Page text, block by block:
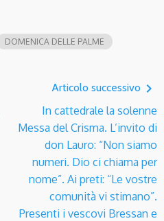
DOMENICA DELLE PALME
Articolo successivo navigate_next
In cattedrale la solenne
Messa del Crisma. L’invito di
don Lauro: “Non siamo
numeri. Dio ci chiama per
nome”. Ai preti: “Le vostre
comunità vi stimano”.
Presenti i vescovi Bressan e